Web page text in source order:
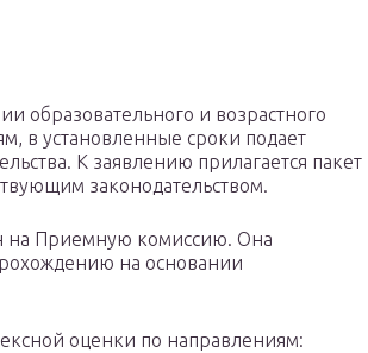
образовательного и возрастного
в установленные сроки подает
К заявлению прилагается пакет
законодательством.
на Приемную комиссию. Она
на основании
оценки по направлениям: